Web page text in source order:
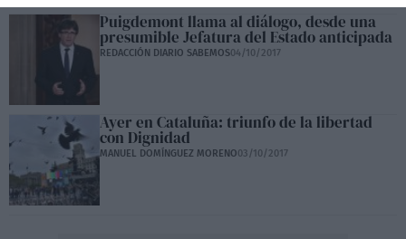
Puigdemont llama al diálogo, desde una
presumible Jefatura del Estado anticipada
REDACCIÓN DIARIO SABEMOS04/10/2017
Ayer en Cataluña: triunfo de la libertad
con Dignidad
MANUEL DOMÍNGUEZ MORENO03/10/2017